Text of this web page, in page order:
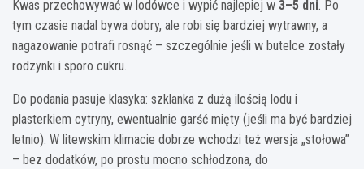
Kwas przechowywać w lodówce i wypić najlepiej w 3–5 dni. Po
tym czasie nadal bywa dobry, ale robi się bardziej wytrawny, a
nagazowanie potrafi rosnąć – szczególnie jeśli w butelce zostały
rodzynki i sporo cukru.
Do podania pasuje klasyka: szklanka z dużą ilością lodu i
plasterkiem cytryny, ewentualnie garść mięty (jeśli ma być bardziej
letnio). W litewskim klimacie dobrze wchodzi też wersja „stołowa”
– bez dodatków, po prostu mocno schłodzona, do